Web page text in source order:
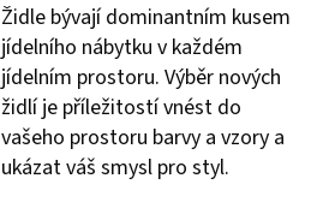
Židle bývají dominantním kusem
jídelního nábytku v každém
jídelním prostoru. Výběr nových
židlí je příležitostí vnést do
vašeho prostoru barvy a vzory a
ukázat váš smysl pro styl.